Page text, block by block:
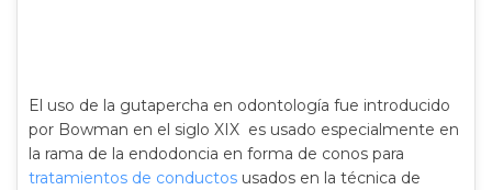
El uso de la gutapercha en odontología fue introducido
por Bowman en el siglo XIX es usado especialmente en
la rama de la endodoncia en forma de conos para
tratamientos de conductos usados en la técnica de